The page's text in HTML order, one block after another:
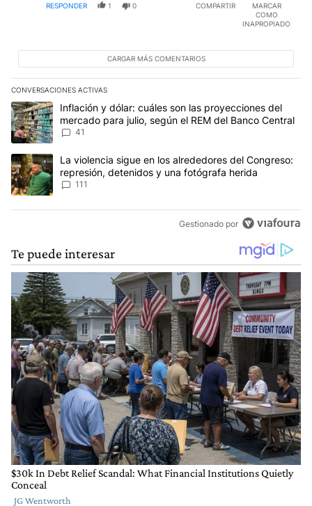
RESPONDER 1 0 COMPARTIR
MARCAR
COMO
INAPROPIADO
CARGAR MÁS COMENTARIOS
CONVERSACIONES ACTIVAS
Este listado muestra los artículos con más comentarios en los
Un artículo de tendencia con el título "Inflación y dólar: cuáles
Inflación y dólar: cuáles son las proyecciones del
mercado para julio, según el REM del Banco Central
41
Un artículo de tendencia con el título "La violencia sigue en los
La violencia sigue en los alrededores del Congreso:
represión, detenidos y una fotógrafa herida
111
Gestionado por